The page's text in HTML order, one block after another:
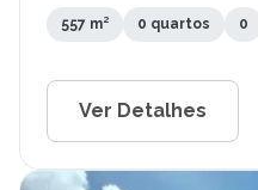
557 m² 0 quartos 0
Ver Detalhes